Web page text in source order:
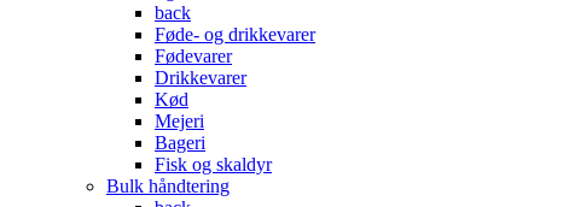
back
Føde- og drikkevarer
Fødevarer
Drikkevarer
Kød
Mejeri
Bageri
Fisk og skaldyr
Bulk håndtering